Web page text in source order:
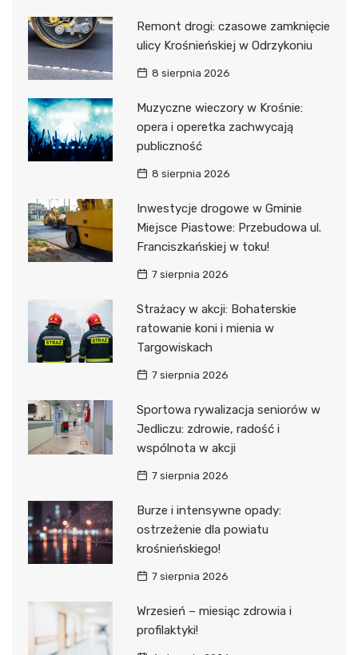
Remont drogi: czasowe zamknięcie
ulicy Krośnieńskiej w Odrzykoniu
8 sierpnia 2026
Muzyczne wieczory w Krośnie:
opera i operetka zachwycają
publiczność
8 sierpnia 2026
Inwestycje drogowe w Gminie
Miejsce Piastowe: Przebudowa ul.
Franciszkańskiej w toku!
7 sierpnia 2026
Strażacy w akcji: Bohaterskie
ratowanie koni i mienia w
Targowiskach
7 sierpnia 2026
Sportowa rywalizacja seniorów w
Jedliczu: zdrowie, radość i
wspólnota w akcji
7 sierpnia 2026
Burze i intensywne opady:
ostrzeżenie dla powiatu
krośnieńskiego!
7 sierpnia 2026
Wrzesień – miesiąc zdrowia i
profilaktyki!